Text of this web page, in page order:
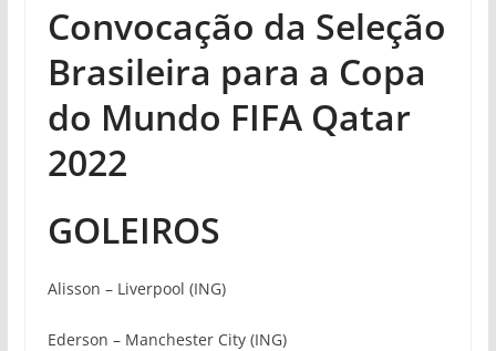
Convocação da Seleção
Brasileira para a Copa
do Mundo FIFA Qatar
2022
GOLEIROS
Alisson – Liverpool (ING)
Ederson – Manchester City (ING)